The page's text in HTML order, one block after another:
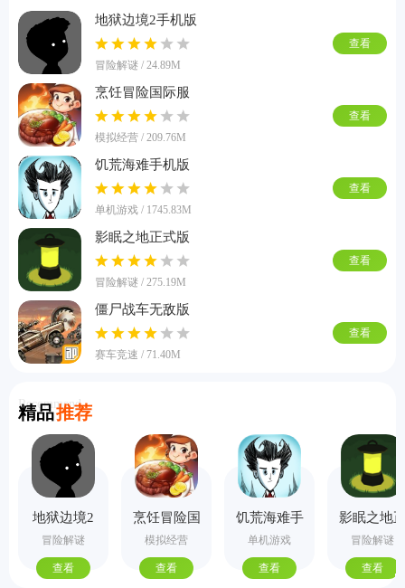
地狱边境2手机版
冒险解谜 / 24.89M
查看
烹饪冒险国际服
模拟经营 / 209.76M
查看
饥荒海难手机版
单机游戏 / 1745.83M
查看
影眠之地正式版
冒险解谜 / 275.19M
查看
僵尸战车无敌版
赛车竞速 / 71.40M
查看
精品推荐
Recommend
地狱边境2
手机版
冒险解谜
查看
烹饪冒险国
际服
模拟经营
查看
饥荒海难手
机版
单机游戏
查看
影眠之地
式版
冒险解谜
查看